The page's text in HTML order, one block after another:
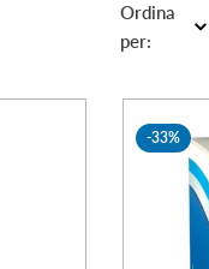
Ordina
per:
-33%